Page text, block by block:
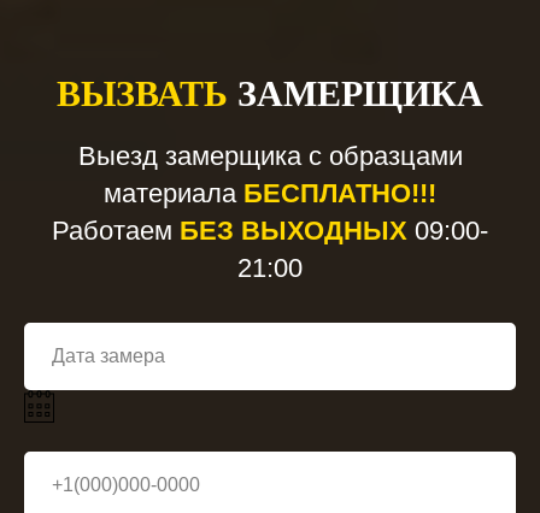
ВЫЗВАТЬ ЗАМЕРЩИКА
Выезд замерщика с образцами
материала БЕСПЛАТНО!!!
Работаем БЕЗ ВЫХОДНЫХ 09:00-
21:00